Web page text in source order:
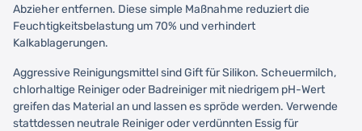
Abzieher entfernen. Diese simple Maßnahme reduziert die
Feuchtigkeitsbelastung um 70% und verhindert
Kalkablagerungen.
Aggressive Reinigungsmittel sind Gift für Silikon. Scheuermilch,
chlorhaltige Reiniger oder Badreiniger mit niedrigem pH-Wert
greifen das Material an und lassen es spröde werden. Verwende
stattdessen neutrale Reiniger oder verdünnten Essig für